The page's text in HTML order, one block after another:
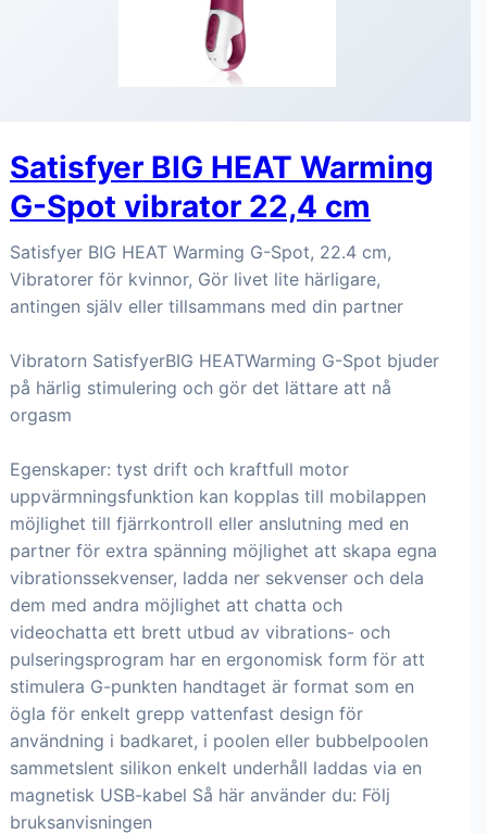
Satisfyer BIG HEAT Warming
G-Spot vibrator 22,4 cm
Satisfyer BIG HEAT Warming G-Spot, 22.4 cm,
Vibratorer för kvinnor, Gör livet lite härligare,
antingen själv eller tillsammans med din partner
Vibratorn SatisfyerBIG HEATWarming G-Spot bjuder
på härlig stimulering och gör det lättare att nå
orgasm
Egenskaper: tyst drift och kraftfull motor
uppvärmningsfunktion kan kopplas till mobilappen
möjlighet till fjärrkontroll eller anslutning med en
partner för extra spänning möjlighet att skapa egna
vibrationssekvenser, ladda ner sekvenser och dela
dem med andra möjlighet att chatta och
videochatta ett brett utbud av vibrations- och
pulseringsprogram har en ergonomisk form för att
stimulera G-punkten handtaget är format som en
ögla för enkelt grepp vattenfast design för
användning i badkaret, i poolen eller bubbelpoolen
sammetslent silikon enkelt underhåll laddas via en
magnetisk USB-kabel Så här använder du: Följ
bruksanvisningen